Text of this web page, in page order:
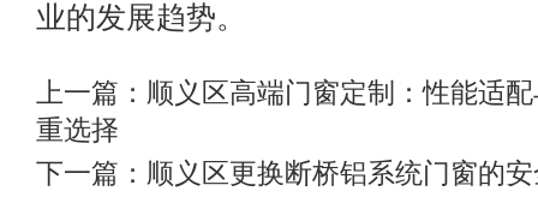
业的发展趋势。
上一篇： 顺义区高端门窗定制：性能适
重选择
下一篇： 顺义区更换断桥铝系统门窗的